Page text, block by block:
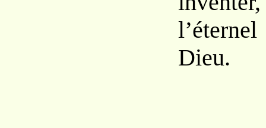
Dieu.